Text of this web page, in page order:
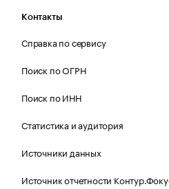
Контакты
Справка по сервису
Поиск по ОГРН
Поиск по ИНН
Статистика и аудитория
Источники данных
Источник отчетности